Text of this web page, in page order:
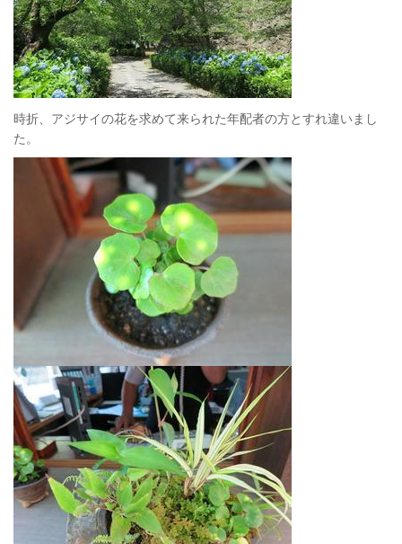
時折、アジサイの花を求めて来られた年配者の方とすれ違いまし
た。